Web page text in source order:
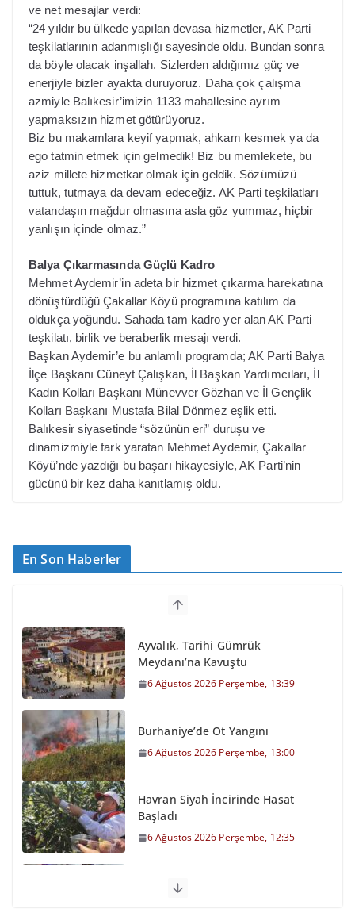
ve net mesajlar verdi:
“24 yıldır bu ülkede yapılan devasa hizmetler, AK Parti
teşkilatlarının adanmışlığı sayesinde oldu. Bundan sonra
da böyle olacak inşallah. Sizlerden aldığımız güç ve
enerjiyle bizler ayakta duruyoruz. Daha çok çalışma
azmiyle Balıkesir’imizin 1133 mahallesine ayrım
yapmaksızın hizmet götürüyoruz.
Biz bu makamlara keyif yapmak, ahkam kesmek ya da
ego tatmin etmek için gelmedik! Biz bu memlekete, bu
aziz millete hizmetkar olmak için geldik. Sözümüzü
tuttuk, tutmaya da devam edeceğiz. AK Parti teşkilatları
vatandaşın mağdur olmasına asla göz yummaz, hiçbir
yanlışın içinde olmaz.”
Balya Çıkarmasında Güçlü Kadro
Mehmet Aydemir’in adeta bir hizmet çıkarma harekatına
dönüştürdüğü Çakallar Köyü programına katılım da
oldukça yoğundu. Sahada tam kadro yer alan AK Parti
teşkilatı, birlik ve beraberlik mesajı verdi.
Başkan Aydemir’e bu anlamlı programda; AK Parti Balya
İlçe Başkanı Cüneyt Çalışkan, İl Başkan Yardımcıları, İl
Kadın Kolları Başkanı Münevver Gözhan ve İl Gençlik
Kolları Başkanı Mustafa Bilal Dönmez eşlik etti.
Balıkesir siyasetinde “sözünün eri” duruşu ve
dinamizmiyle fark yaratan Mehmet Aydemir, Çakallar
Köyü’nde yazdığı bu başarı hikayesiyle, AK Parti’nin
gücünü bir kez daha kanıtlamış oldu.
En Son Haberler
Ayvalık, Tarihi Gümrük
Meydanı’na Kavuştu
6 Ağustos 2026 Perşembe, 13:39
Burhaniye’de Ot Yangını
6 Ağustos 2026 Perşembe, 13:00
Havran Siyah İncirinde Hasat
Başladı
6 Ağustos 2026 Perşembe, 12:35
Otomobil Şarampole Devrildi